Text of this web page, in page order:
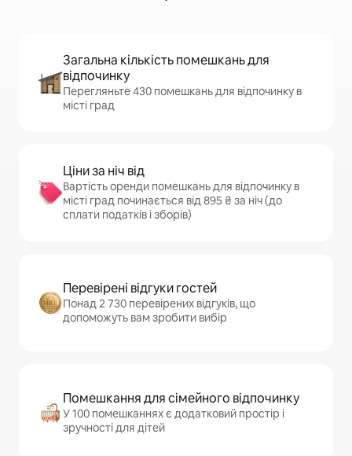
Загальна кількість помешкань для
відпочинку
Перегляньте 430 помешкань для відпочинку в
місті град
Ціни за ніч від
Вартість оренди помешкань для відпочинку в
місті град починається від 895 ₴ за ніч (до
сплати податків і зборів)
Перевірені відгуки гостей
Понад 2 730 перевірених відгуків, що
допоможуть вам зробити вибір
Помешкання для сімейного відпочинку
У 100 помешканнях є додатковий простір і
зручності для дітей